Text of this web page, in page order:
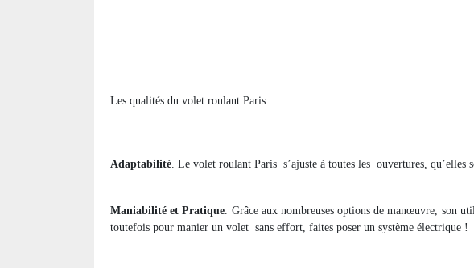
Les qualités du volet roulant Paris.
Adaptabilité. Le volet roulant Paris s’ajuste à toutes les ouvertures, qu’elles
Maniabilité et Pratique. Grâce aux nombreuses options de manœuvre, son
toutefois pour manier un volet sans effort, faites poser un système électrique !